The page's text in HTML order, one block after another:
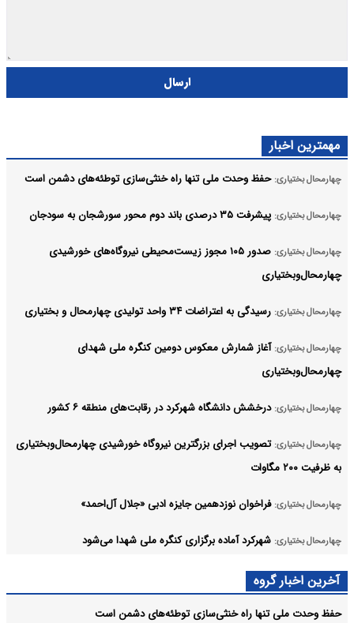
ارسال
مهمترین اخبار
چهارمحال بختیاری: حفظ وحدت ملی تنها راه خنثی‌سازی توطئه‌های دشمن است
چهارمحال بختیاری: پیشرفت ۳۵ درصدی باند دوم محور سورشجان به سودجان
چهارمحال بختیاری:
صدور ۱۰۵ مجوز زیست‌محیطی نیروگاه‌های خورشیدی
چهارمحال‌وبختیاری
چهارمحال بختیاری: رسیدگی به اعتراضات ۳۴ واحد تولیدی چهارمحال و بختیاری
چهارمحال بختیاری: آغاز شمارش معکوس دومین کنگره ملی شهدای
چهارمحال‌وبختیاری
چهارمحال بختیاری: درخشش دانشگاه شهرکرد در رقابت‌های منطقه ۶ کشور
چهارمحال بختیاری: تصویب اجرای بزرگترین نیروگاه خورشیدی چهارمحال‌وبختیاری
به ظرفیت ۲۰۰ مگاوات
چهارمحال بختیاری: فراخوان نوزدهمین جایزه ادبی «جلال آل‌احمد»
چهارمحال بختیاری: شهرکرد آماده برگزاری کنگره ملی شهدا می‌شود
چهارمحال بختیاری: راهپیمایی اربعین نماد بصیرت آزادگان جهان است
آرشیو
آخرین اخبار گروه
حفظ وحدت ملی تنها راه خنثی‌سازی توطئه‌های دشمن است